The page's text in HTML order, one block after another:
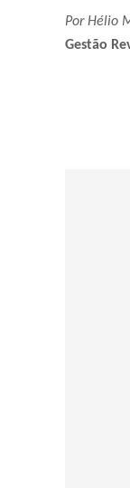
Por Hélio
Gestão